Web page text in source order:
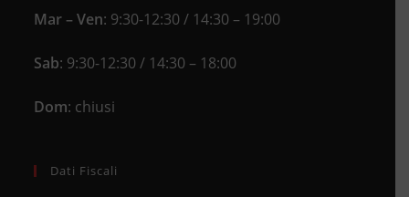
Mar – Ven: 9:30-12:30 / 14:30 – 19:00
Sab: 9:30-12:30 / 14:30 – 18:00
Dom: chiusi
Dati Fiscali